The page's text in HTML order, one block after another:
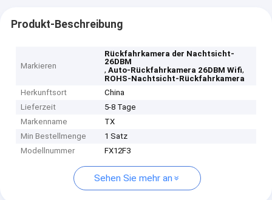
Produkt-Beschreibung
Markieren
Rückfahrkamera der Nachtsicht-
26DBM
,Auto-Rückfahrkamera 26DBM Wifi,
ROHS-Nachtsicht-Rückfahrkamera
Herkunftsort
China
Lieferzeit
5-8 Tage
Markenname
TX
Min Bestellmenge
1 Satz
Modellnummer
FX12F3
Sehen Sie mehr an